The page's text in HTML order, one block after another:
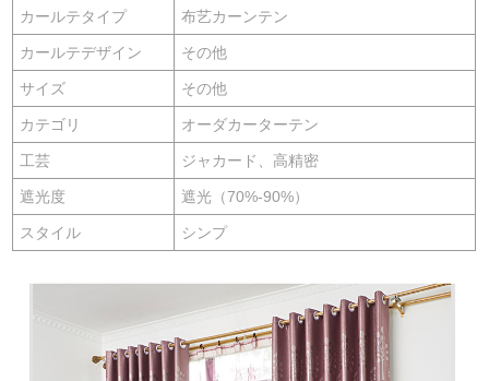
カールテタイプ 布艺カーンテン
カールテデザイン その他
サイズ その他
カテゴリ オーダカーターテン
工芸 ジャカード、高精密
遮光度 遮光（70%-90%）
スタイル シンプ